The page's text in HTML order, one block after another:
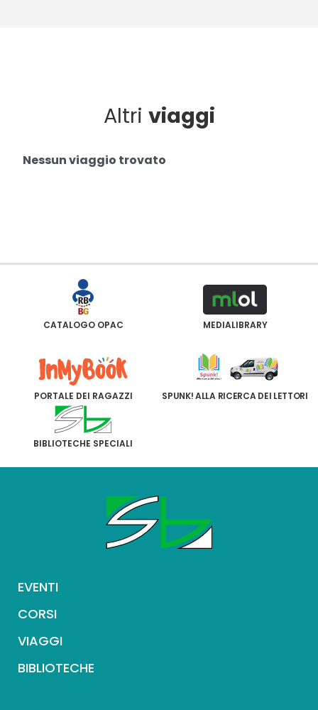
Altri viaggi
Nessun viaggio trovato
CATALOGO OPAC MEDIALIBRARY
PORTALE DEI RAGAZZI SPUNK! ALLA RICERCA DEI LETTORI
BIBLIOTECHE SPECIALI
EVENTI
CORSI
VIAGGI
BIBLIOTECHE